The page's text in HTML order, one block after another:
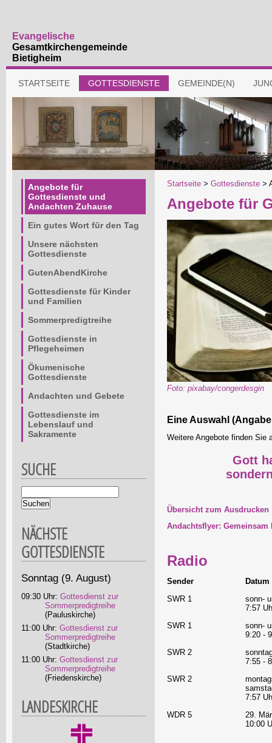
Evangelische
Gesamtkirchengemeinde
Bietigheim
Navigation
überspringen
STARTSEITE GOTTESDIENSTE GEMEINDE(N)
Startseite > Gottesdienste >
Angebote für
Foto: pixabay/congerdesgin
Eine Auswahl
Weitere Angebote finden Sie
Gott
Übersicht zum Ausdrucken
Andachtsflyer:
Radio
Sender
SWR 1
sonn-
7:57
SWR 1
sonn-
9:20 -
SWR 2
7:55 -
SWR 2
7:57
WDR 5
29.
10:00
Navigation
überspringen
Angebote für
Gottesdienste und
Andachten Zuhause
Ein gutes Wort für den Tag
Unsere nächsten
Gottesdienste
GutenAbendKirche
Gottesdienste für Kinder
und Familien
Sommerpredigtreihe
Gottesdienste in
Pflegeheimen
Ökumenische
Gottesdienste
Andachten und Gebete
Gottesdienste im
Lebenslauf und
Sakramente
SUCHE
NÄCHSTE
GOTTESDIENSTE
Sonntag (9. August)
09:30 Uhr: Gottesdienst zur
Sommerpredigtreihe
(Pauluskirche)
11:00 Uhr: Gottesdienst zur
Sommerpredigtreihe
(Stadtkirche)
11:00 Uhr: Gottesdienst zur
Sommerpredigtreihe
(Friedenskirche)
LANDESKIRCHE